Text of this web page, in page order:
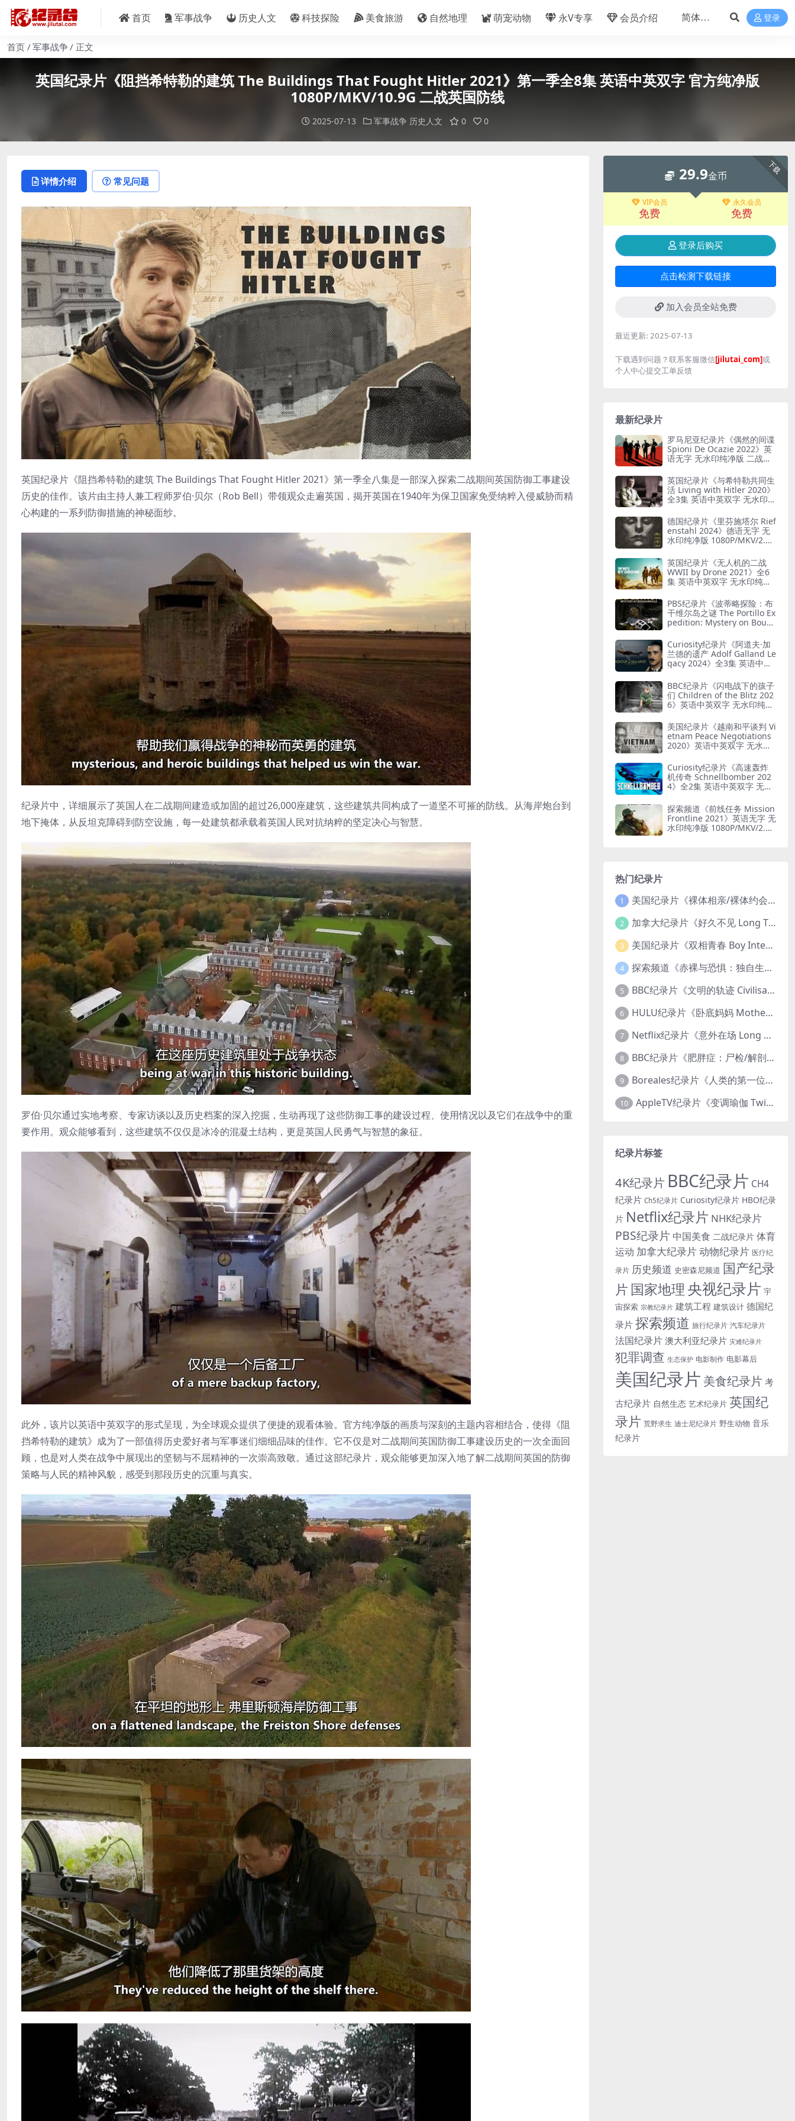
首页 军事战争 历史人文 科技探险 美食旅游 自然地理 萌宠动物 永V专享 会员介绍 登录
首页 军事战争 正文
英国纪录片《阻挡希特勒的建筑 The Buildings That Fought Hitler 2021》第一季全8集 英语中英双字 官方纯净版
1080P/MKV/10.9G 二战英国防线
2025-07-13 军事战争 历史人文 0 0
详情介绍 常见问题
英国纪录片《阻挡希特勒的建筑 The Buildings That Fought Hitler 2021》第一季全八集是一部深入探索二战期间英国防御工事建设
历史的佳作。该片由主持人兼工程师罗伯·贝尔（Rob Bell）带领观众走遍英国，揭开英国在1940年为保卫国家免受纳粹入侵威胁而精
心构建的一系列防御措施的神秘面纱。
纪录片中，详细展示了英国人在二战期间建造或加固的超过26,000座建筑，这些建筑共同构成了一道坚不可摧的防线。从海岸炮台到
地下掩体，从反坦克障碍到防空设施，每一处建筑都承载着英国人民对抗纳粹的坚定决心与智慧。
罗伯·贝尔通过实地考察、专家访谈以及历史档案的深入挖掘，生动再现了这些防御工事的建设过程、使用情况以及它们在战争中的重
要作用。观众能够看到，这些建筑不仅仅是冰冷的混凝土结构，更是英国人民勇气与智慧的象征。
此外，该片以英语中英双字的形式呈现，为全球观众提供了便捷的观看体验。官方纯净版的画质与深刻的主题内容相结合，使得《阻
挡希特勒的建筑》成为了一部值得历史爱好者与军事迷们细细品味的佳作。它不仅是对二战期间英国防御工事建设历史的一次全面回
顾，也是对人类在战争中展现出的坚韧与不屈精神的一次崇高致敬。通过这部纪录片，观众能够更加深入地了解二战期间英国的防御
策略与人民的精神风貌，感受到那段历史的沉重与真实。
下载
29.9金币
VIP会员
免费
永久会员
免费
登录后购买
点击检测下载链接
加入会员全站免费
最近更新: 2025-07-13
下载遇到问题？联系客服微信[jilutai_com]或
个人中心提交工单反馈
最新纪录片
罗马尼亚纪录片《偶然的间谍
Spioni De Ocazie 2022》英
语无字 无水印纯净版 二战谍
英国纪录片《与希特勒共同生
活 Living with Hitler 2020》
全3集 英语中英双字 无水印纯
勒共存
德国纪录片《里芬施塔尔 Rief
enstahl 2024》德语无字 无
水印纯净版 1080P/MKV/2.12
英国纪录片《无人机的二战
WWII by Drone 2021》全6
集 英语中英双字 无水印纯净
人机
PBS纪录片《波蒂略探险：布
干维尔岛之谜 The Portillo Ex
pedition: Mystery on Boug
中英双字 无水印纯净版 1080
P/MKV/5.18G 山本五十六死
因
Curiosity纪录片《阿道夫·加
兰德的遗产 Adolf Galland Le
gacy 2024》全3集 英语中英
KV/5.14G 王牌飞行员
BBC纪录片《闪电战下的孩子
们 Children of the Blitz 202
6》英语中英双字 无水印纯净
的儿童
美国纪录片《越南和平谈判 Vi
etnam Peace Negotiations
2020》英语中英双字 无水印
南和平协议
Curiosity纪录片《高速轰炸
机传奇 Schnellbomber 202
4》全2集 英语中英双字 无水
闪电轰炸机
探索频道《前线任务 Mission
Frontline 2021》英语无字 无
水印纯净版 1080P/MKV/2.51
热门纪录片
1 美国纪录片《裸体相亲/裸体约会 Dating Naked 2014-2016》第1-3季全33集 英语中英双字 无水印纯净版 1080P/MKV/85.6G 裸体相亲真人秀
2 加拿大纪录片《好久不见 Long Time Comin 1993》英语中英双字 官方纯净版 1080P/MKV/1G 女同性艺术家
3 美国纪录片《双相青春 Boy Interrupted 2009》英语中英双字 官方纯净版 1080P/MKV/1.43G 青少年躁郁症
4 探索频道《赤裸与恐惧：独自生存/赤裸荒野求生 Naked and Afraid: Solo 2023》第一季全8集 英语中英双字 官方纯净版 高码1080P/MKV/45.4G
5 BBC纪录片《文明的轨迹 Civilisations 1969》全13集 英语中英双字 高清收藏版 1080P/MKV/64.1G 西方艺术史话
6 HULU纪录片《卧底妈妈 Mother Undercover 2023》全4集 英语中英双字 官方纯净版 1080P/MKV/7.6G 拯救孩子
7 Netflix纪录片《意外在场 Long Shot 2017》英语中字 720P/NKV/1.06GB 美国谋杀误判案件
8 BBC纪录片《肥胖症：尸检/解剖肥胖 Obesity: The Post Mortem 2016》英语中英双字 无水印纯净版 1080P/MKV/1.03G
9 Boreales纪录片《人类的第一位动物朋友：人类和狗的神奇故事 Man’s First Friend 2018》英语中英双字 1080P/MP4/1.8G 狗的神奇故事
10 AppleTV纪录片《变调瑜伽 Twisted Yoga 2026》全3集 英语中英双字 无水印纯净版 1080P/MKV/10G 瑜伽大师背后的真相
纪录片标签
4K纪录片 BBC纪录片 CH4
纪录片 Ch5纪录片 Curiosity纪录片 HBO纪录
片 Netflix纪录片 NHK纪录片
PBS纪录片 中国美食 二战纪录片 体育
运动 加拿大纪录片动物纪录片 医疗纪
录片 历史频道 史密森尼频道 国产纪录
片 国家地理 央视纪录片 宇
宙探索 宗教纪录片 建筑工程 建筑设计 德国纪
录片 探索频道 旅行纪录片 汽车纪录片
法国纪录片 澳大利亚纪录片 灾难纪录片
犯罪调查 生态保护 电影制作 电影幕后
美国纪录片 美食纪录片考
古纪录片 自然生态 艺术纪录片 英国纪
录片 荒野求生 迪士尼纪录片 野生动物 音乐
纪录片